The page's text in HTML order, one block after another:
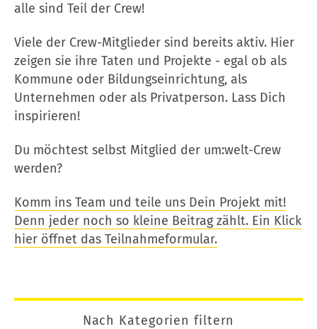
alle sind Teil der Crew!
Viele der Crew-Mitglieder sind bereits aktiv. Hier
zeigen sie ihre Taten und Projekte - egal ob als
Kommune oder Bildungseinrichtung, als
Unternehmen oder als Privatperson. Lass Dich
inspirieren!
Du möchtest selbst Mitglied der um:welt-Crew
werden?
Komm ins Team und teile uns Dein Projekt mit!
Denn jeder noch so kleine Beitrag zählt. Ein Klick
hier öffnet das Teilnahmeformular.
Nach Kategorien filtern